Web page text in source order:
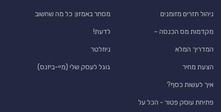
ניהול תזרים מזומנים
מקדמות מס הכנסה –
המדריך המלא
הצעת מחיר
איך לעשות כסף?
פתיחת עוסק פטור - הכל על
מסחר באמזון: כל מה שחשוב
לדעת!
ניוזלטר
גוגל לעסק שלי (מיי-ביזנס)